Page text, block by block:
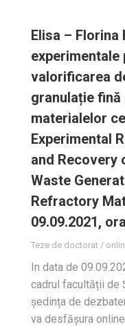
Elisa – Florina
experimentale
valorificarea
granulație
materialelor
Experimental
and Recovery
Waste
Refractory
09.09.2021,
Teze de doctorat /
In data de
cadrul facultății de
ședința de
va desfășura